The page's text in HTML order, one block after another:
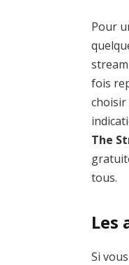
Pour
fois
choisir
The
tous.
Les
Si